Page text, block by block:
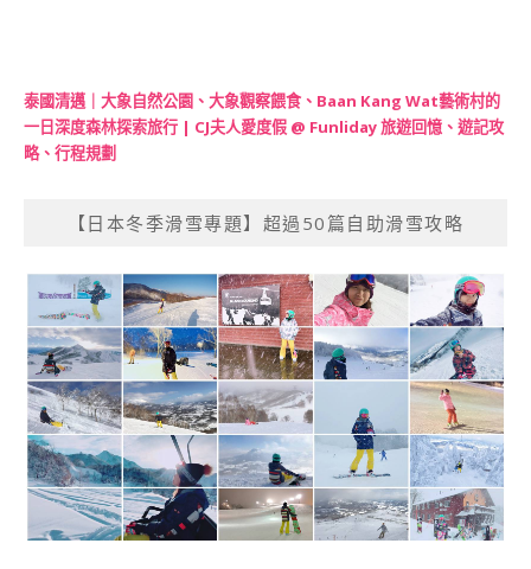
泰國清邁｜大象自然公園、大象觀察餵食、Baan Kang Wat藝術村的
一日深度森林探索旅行 | CJ夫人愛度假 @ Funliday 旅遊回憶、遊記攻
略、行程規劃
【日本冬季滑雪專題】超過50篇自助滑雪攻略